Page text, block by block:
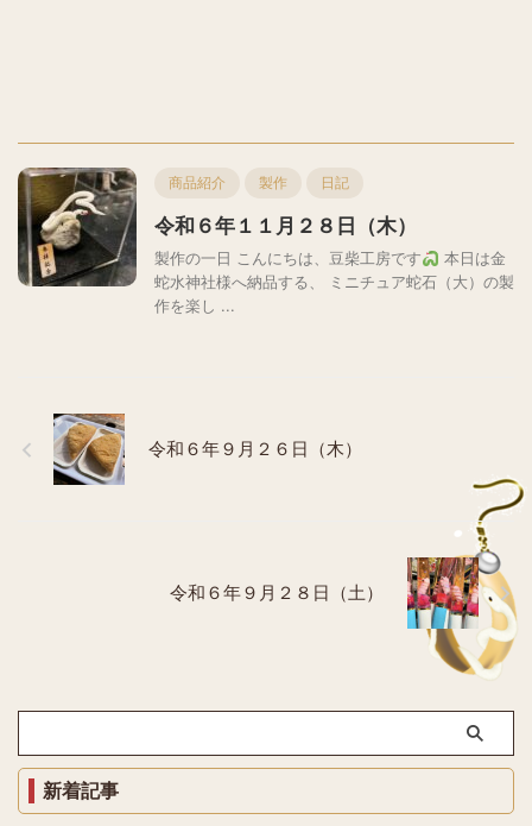
商品紹介 製作 日記
令和６年１１月２８日（木）
製作の一日 こんにちは、豆柴工房です
本日は金
蛇水神社様へ納品する、 ミニチュア蛇石（大）の製
作を楽し ...
令和６年９月２６日（木）
令和６年９月２８日（土）
新着記事